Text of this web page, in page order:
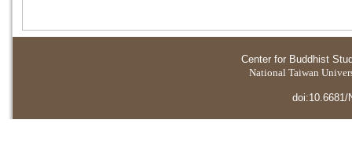
Center for Buddhist
National Taiwan
doi:10.6681/